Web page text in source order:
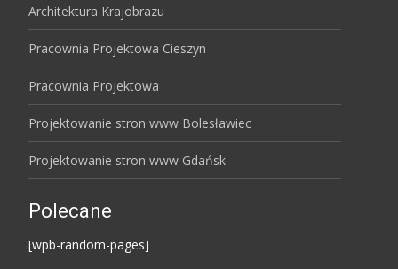
Architektura Krajobrazu
Pracownia Projektowa Cieszyn
Pracownia Projektowa
Projektowanie stron www Bolesławiec
Projektowanie stron www Gdańsk
Polecane
[wpb-random-pages]